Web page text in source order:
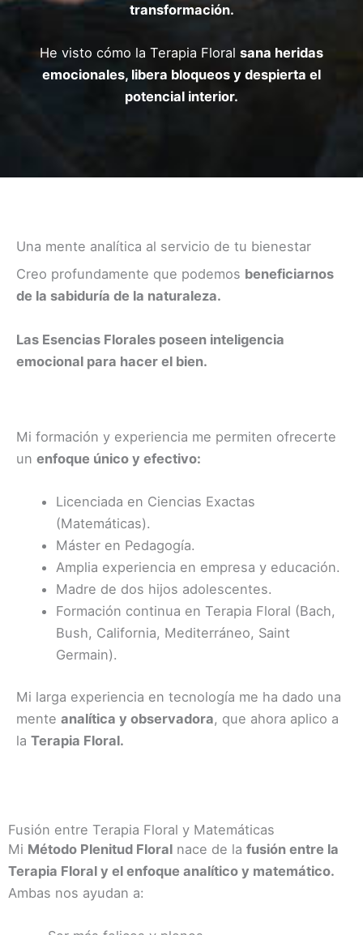
transformación.
He visto cómo la Terapia Floral sana heridas
emocionales, libera bloqueos y despierta el
potencial interior.
Una mente analítica al servicio de tu bienestar
Creo profundamente que podemos beneficiarnos
de la sabiduría de la naturaleza.
Las Esencias Florales poseen inteligencia
emocional para hacer el bien.
Mi formación y experiencia me permiten ofrecerte
un enfoque único y efectivo:
Licenciada en Ciencias Exactas
(Matemáticas).
Máster en Pedagogía.
Amplia experiencia en empresa y educación.
Madre de dos hijos adolescentes.
Formación continua en Terapia Floral (Bach,
Bush, California, Mediterráneo, Saint
Germain).
Mi larga experiencia en tecnología me ha dado una
mente analítica y observadora, que ahora aplico a
la Terapia Floral.
Fusión entre Terapia Floral y Matemáticas
Mi Método Plenitud Floral nace de la fusión entre la
Terapia Floral y el enfoque analítico y matemático.
Ambas nos ayudan a: